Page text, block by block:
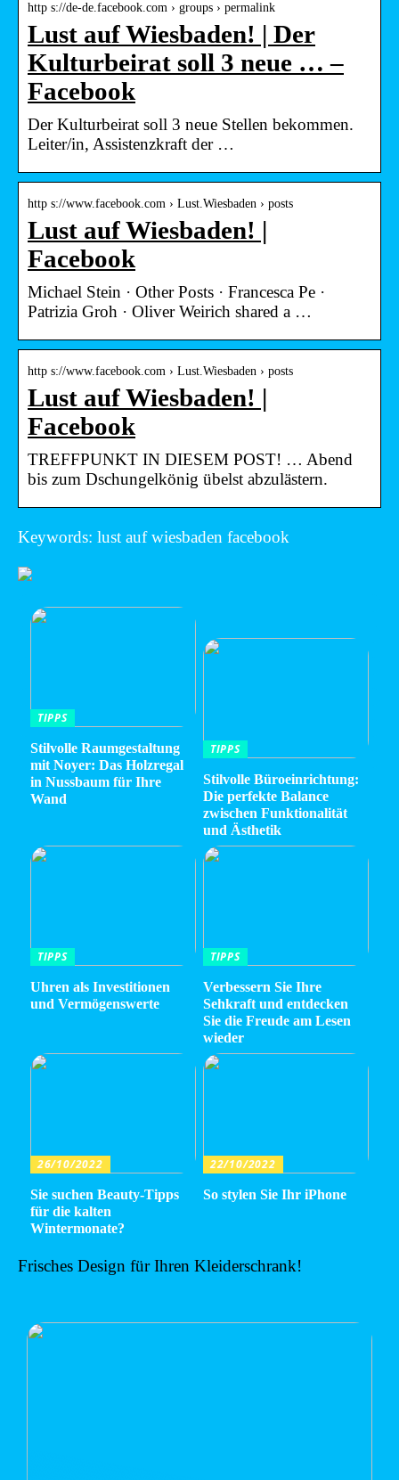
http s://de-de.facebook.com › groups › permalink
Lust auf Wiesbaden! | Der
Kulturbeirat soll 3 neue … –
Facebook
Der Kulturbeirat soll 3 neue Stellen bekommen.
Leiter/in, Assistenzkraft der …
http s://www.facebook.com › Lust.Wiesbaden › posts
Lust auf Wiesbaden! |
Facebook
Michael Stein · Other Posts · Francesca Pe ·
Patrizia Groh · Oliver Weirich shared a …
http s://www.facebook.com › Lust.Wiesbaden › posts
Lust auf Wiesbaden! |
Facebook
TREFFPUNKT IN DIESEM POST! … Abend
bis zum Dschungelkönig übelst abzulästern.
Keywords: lust auf wiesbaden facebook
TIPPS
Stilvolle Raumgestaltung
mit Noyer: Das Holzregal
in Nussbaum für Ihre
Wand
TIPPS
Stilvolle Büroeinrichtung:
Die perfekte Balance
zwischen Funktionalität
und Ästhetik
TIPPS
Uhren als Investitionen
und Vermögenswerte
TIPPS
Verbessern Sie Ihre
Sehkraft und entdecken
Sie die Freude am Lesen
wieder
26/10/2022
Sie suchen Beauty-Tipps
für die kalten
Wintermonate?
22/10/2022
So stylen Sie Ihr iPhone
Frisches Design für Ihren Kleiderschrank!